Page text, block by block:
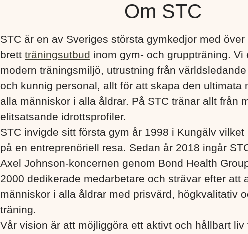
Om STC
STC är en av Sveriges största gymkedjor med över
brett träningsutbud inom gym- och gruppträning. Vi
modern träningsmiljö, utrustning från
och kunnig personal, allt för att skapa den ultimata
alla människor i alla åldrar. På STC tränar allt från
elitsatsande idrottsprofiler.
STC invigde sitt första gym år 1998 i Kungälv
på en entreprenöriell resa. Sedan år 2018 ingår
Axel Johnson-koncernen genom Bond Health
2000 dedikerade medarbetare och strävar efter att
människor i alla åldrar med prisvärd, högkvalitativ
träning.
Vår vision är att möjliggöra ett aktivt och hållbart liv